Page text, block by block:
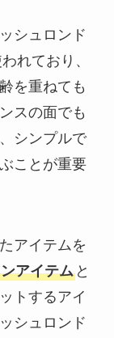
シュロンド
れており、
を重ねても
スの面でも
シンプルで
ことが重要
アイテムを
アイテムと
トするアイ
シュロンド